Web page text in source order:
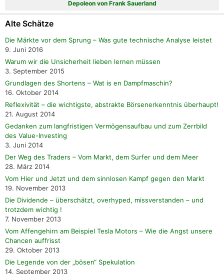
Depoleon von Frank Sauerland
Alte Schätze
Die Märkte vor dem Sprung – Was gute technische Analyse leistet
9. Juni 2016
Warum wir die Unsicherheit lieben lernen müssen
3. September 2015
Grundlagen des Shortens – Wat is en Dampfmaschin?
16. Oktober 2014
Reflexivität – die wichtigste, abstrakte Börsenerkenntnis überhaupt!
21. August 2014
Gedanken zum langfristigen Vermögensaufbau und zum Zerrbild
des Value-Investing
3. Juni 2014
Der Weg des Traders – Vom Markt, dem Surfer und dem Meer
28. März 2014
Vom Hier und Jetzt und dem sinnlosen Kampf gegen den Markt
19. November 2013
Die Dividende – überschätzt, overhyped, missverstanden – und
trotzdem wichtig !
7. November 2013
Vom Affengehirn am Beispiel Tesla Motors – Wie die Angst unsere
Chancen auffrisst
29. Oktober 2013
Die Legende von der „bösen“ Spekulation
14. September 2013